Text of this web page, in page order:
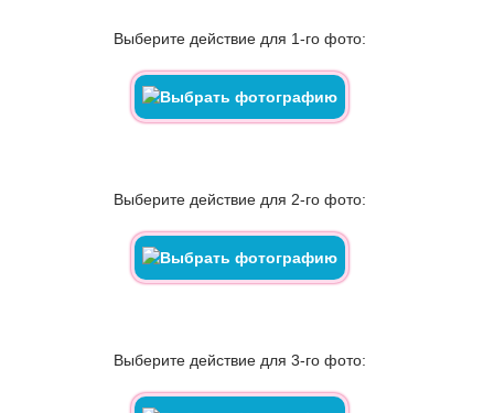
Выберите действие для 1-го фото:
Выберите действие для 2-го фото:
Выберите действие для 3-го фото: